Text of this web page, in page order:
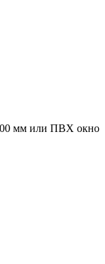
мм или ПВХ окно